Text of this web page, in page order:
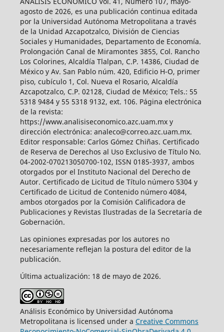
agosto de 2026, es una publicación continua editada
por la Universidad Autónoma Metropolitana a través
de la Unidad Azcapotzalco, División de Ciencias
Sociales y Humanidades, Departamento de Economía.
Prolongación Canal de Miramontes 3855, Col. Rancho
Los Colorines, Alcaldía Tlalpan, C.P. 14386, Ciudad de
México y Av. San Pablo núm. 420, Edificio H-O, primer
piso, cubículo 1, Col. Nueva el Rosario, Alcaldía
Azcapotzalco, C.P. 02128, Ciudad de México; Tels.: 55
5318 9484 y 55 5318 9132, ext. 106. Página electrónica
de la revista:
https://www.analisiseconomico.azc.uam.mx y
dirección electrónica: analeco@correo.azc.uam.mx.
Editor responsable: Carlos Gómez Chiñas. Certificado
de Reserva de Derechos al Uso Exclusivo de Título No.
04-2002-070213050700-102, ISSN 0185-3937, ambos
otorgados por el Instituto Nacional del Derecho de
Autor. Certificado de Licitud de Título número 5304 y
Certificado de Licitud de Contenido número 4084,
ambos otorgados por la Comisión Calificadora de
Publicaciones y Revistas Ilustradas de la Secretaría de
Gobernación.
Las opiniones expresadas por los autores no
necesariamente reflejan la postura del editor de la
publicación.
Última actualización: 18 de mayo de 2026.
Análisis Económico by Universidad Autónoma
Metropolitana is licensed under a Creative Commons